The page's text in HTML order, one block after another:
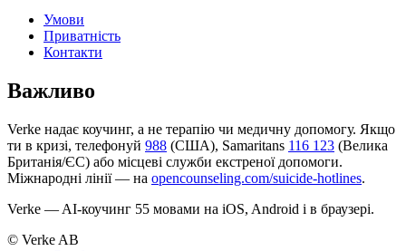
Умови
Приватність
Контакти
Важливо
Verke надає коучинг, а не терапію чи медичну допомогу. Якщо
ти в кризі, телефонуй 988 (США), Samaritans 116 123 (Велика
Британія/ЄС) або місцеві служби екстреної допомоги.
Міжнародні лінії — на opencounseling.com/suicide-hotlines.
Verke — AI-коучинг 55 мовами на iOS, Android і в браузері.
© Verke AB